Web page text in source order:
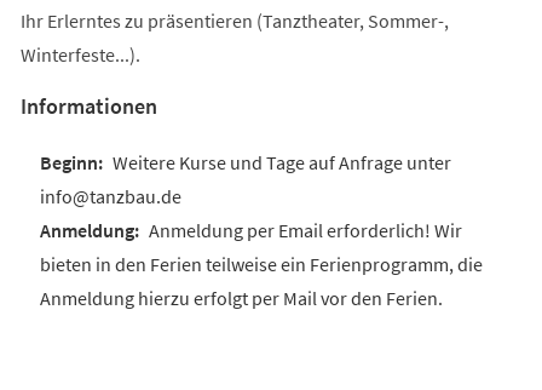
Ihr Erlerntes zu präsentieren (Tanztheater, Sommer-,
Winterfeste...).
Informationen
Weitere Kurse und Tage auf Anfrage unter
info@tanzbau.de
Anmeldung per Email erforderlich! Wir
bieten in den Ferien teilweise ein Ferienprogramm, die
Anmeldung hierzu erfolgt per Mail vor den Ferien.